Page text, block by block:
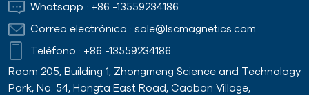
Whatsapp : +86 -13559234186
Correo electrónico : sale@lscmagnetics.com
Teléfono : +86 -13559234186
Room 205, Building 1, Zhongmeng Science and Technology
Park, No. 54, Hongta East Road, Caoban Village,